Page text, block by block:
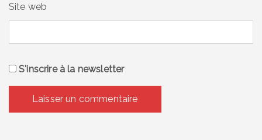
Site web
S'inscrire à la newsletter